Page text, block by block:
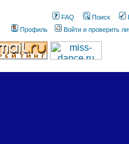
FAQ Поиск
Профиль
Войти и проверить